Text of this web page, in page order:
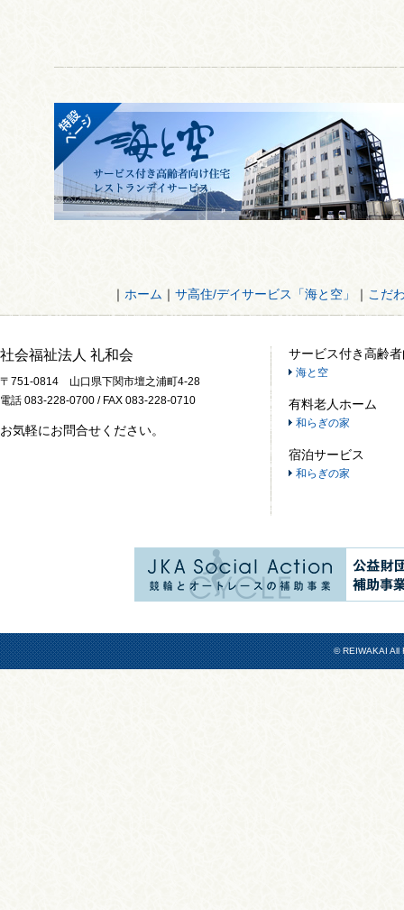
｜ ホーム ｜ サ高住/デイサービス「海と空」 ｜ こだ
社会福祉法人 礼和会
〒751-0814 山口県下関市壇之浦町4-28
電話 083-228-0700 / FAX 083-228-0710
お気軽にお問合せください。
サービス付き高齢
海と空
有料老人ホーム
和らぎの家
宿泊サービス
和らぎの家
© REIWAKAI All